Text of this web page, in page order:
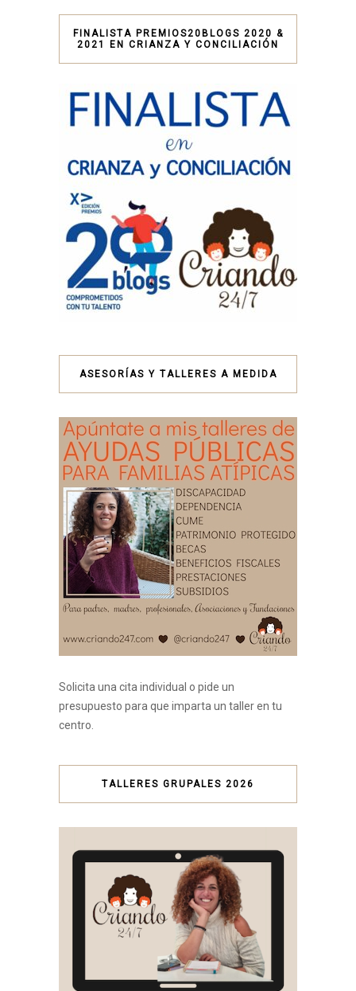
FINALISTA PREMIOS20BLOGS 2020 &
2021 EN CRIANZA Y CONCILIACIÓN
ASESORÍAS Y TALLERES A MEDIDA
Solicita una cita individual o pide un
presupuesto para que imparta un taller en tu
centro.
TALLERES GRUPALES 2026